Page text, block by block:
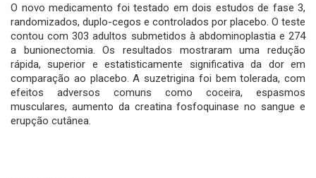
O novo medicamento foi testado em dois estudos de fase 3,
randomizados, duplo-cegos e controlados por placebo. O teste
contou com 303 adultos submetidos à abdominoplastia e 274
a bunionectomia. Os resultados mostraram uma redução
rápida, superior e estatisticamente significativa da dor em
comparação ao placebo. A suzetrigina foi bem tolerada, com
efeitos adversos comuns como coceira, espasmos
musculares, aumento da creatina fosfoquinase no sangue e
erupção cutânea.